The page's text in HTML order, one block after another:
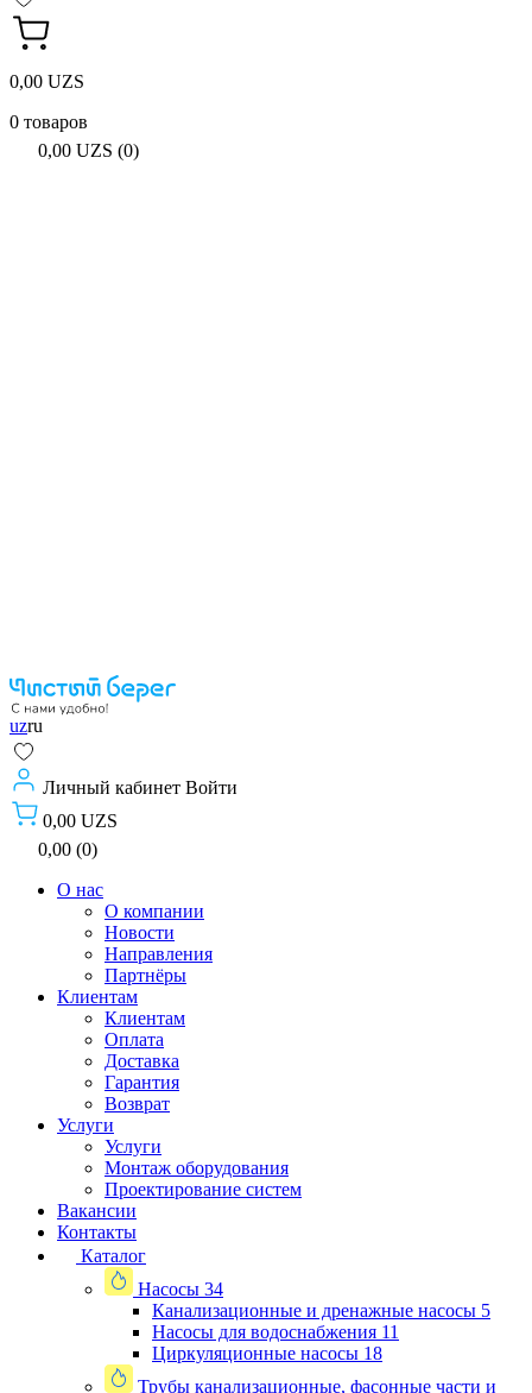
0,00 UZS
0 товаров
0,00 UZS (0)
uzru
Личный кабинет Войти
0,00 UZS
0,00 (0)
О нас
О компании
Новости
Направления
Партнёры
Клиентам
Клиентам
Оплата
Доставка
Гарантия
Возврат
Услуги
Услуги
Монтаж оборудования
Проектирование систем
Вакансии
Контакты
Каталог
Насосы 34
Канализационные и дренажные насосы 5
Насосы для водоснабжения 11
Циркуляционные насосы 18
Трубы канализационные, фасонные части и